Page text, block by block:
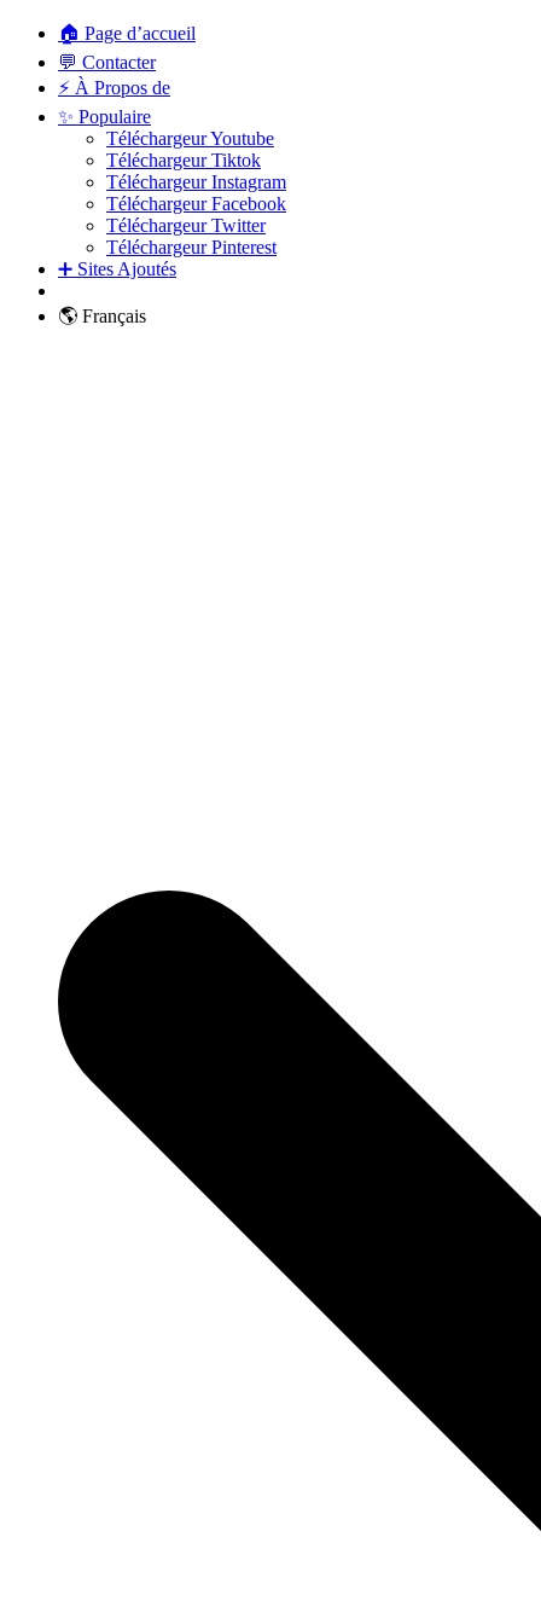
🏠 Page d’accueil
💬 Contacter
⚡ À Propos de
✨ Populaire
Téléchargeur Youtube
Téléchargeur Tiktok
Téléchargeur Instagram
Téléchargeur Facebook
Téléchargeur Twitter
Téléchargeur Pinterest
➕ Sites Ajoutés
🌎 Français